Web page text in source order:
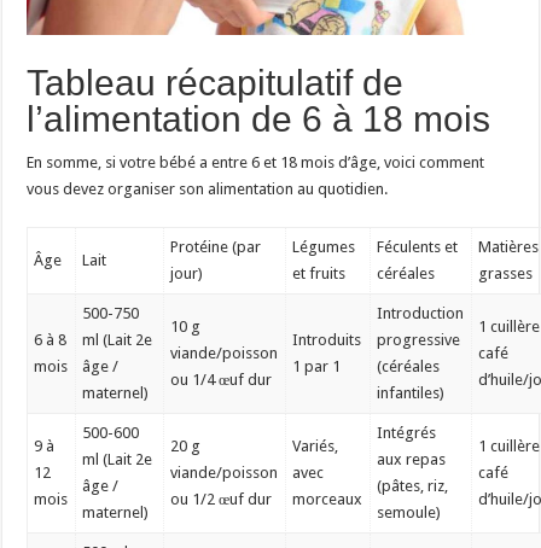
Tableau récapitulatif de
l’alimentation de 6 à 18 mois
En somme, si votre bébé a entre 6 et 18 mois d’âge, voici comment
vous devez organiser son alimentation au quotidien.
Âge Lait
Protéine (par
jour)
Légumes
et fruits
Féculents et
céréales
Matières
grasses
6 à 8
mois
500-750
ml (Lait 2e
âge /
maternel)
10 g
viande/poisson
ou 1/4 œuf dur
Introduits
1 par 1
Introduction
progressive
(céréales
infantiles)
1
café
d’huile/
9 à
12
mois
500-600
ml (Lait 2e
âge /
maternel)
20 g
viande/poisson
ou 1/2 œuf dur
Variés,
avec
morceaux
Intégrés
aux repas
(pâtes, riz,
semoule)
1
café
d’huile/